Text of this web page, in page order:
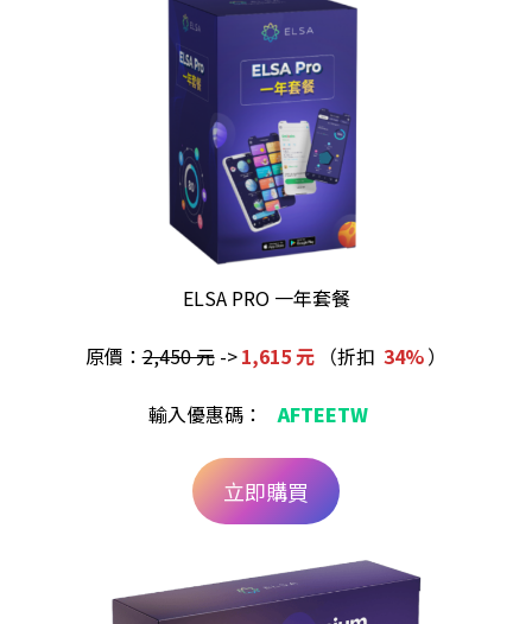
ELSA PRO 一年套餐
原價：2,450 元->1,615 元 （折扣 34%）
輸入優惠碼： AFTEETW
立即購買